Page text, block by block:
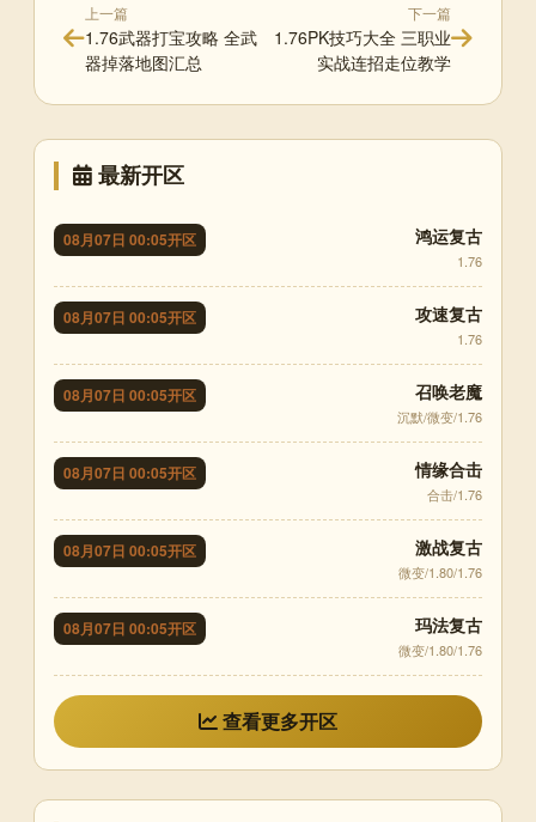
上一篇
1.76武器打宝攻略 全武
器掉落地图汇总
下一篇
1.76PK技巧大全 三职业
实战连招走位教学
最新开区
08月07日 00:05开区 鸿运复古
1.76
08月07日 00:05开区 攻速复古
1.76
08月07日 00:05开区 召唤老魔
沉默/微变/1.76
08月07日 00:05开区 情缘合击
合击/1.76
08月07日 00:05开区 激战复古
微变/1.80/1.76
08月07日 00:05开区 玛法复古
微变/1.80/1.76
查看更多开区